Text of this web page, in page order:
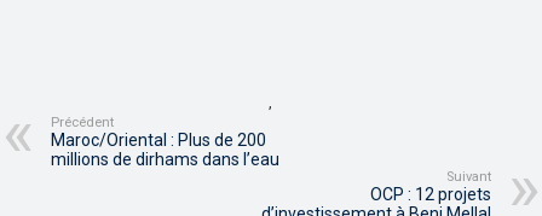
,
Précédent
Maroc/Oriental : Plus de 200
millions de dirhams dans l’eau
Suivant
OCP : 12 projets